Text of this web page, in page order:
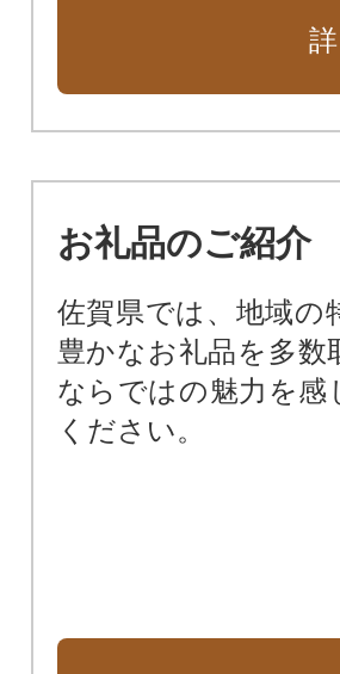
お礼品のご紹介
佐賀県では、地域の
豊かなお礼品を多
ならではの魅力を
ください。